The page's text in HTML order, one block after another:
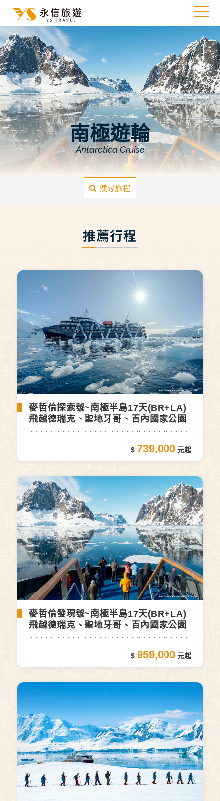
南極遊輪
Antarctica Cruise
搜尋旅程
推薦行程
麥哲倫探索號~南極半島17天(BR+LA)
飛越德瑞克、聖地牙哥、百內國家公園
739,000
麥哲倫發現號~南極半島17天(BR+LA)
飛越德瑞克、聖地牙哥、百內國家公園
959,000